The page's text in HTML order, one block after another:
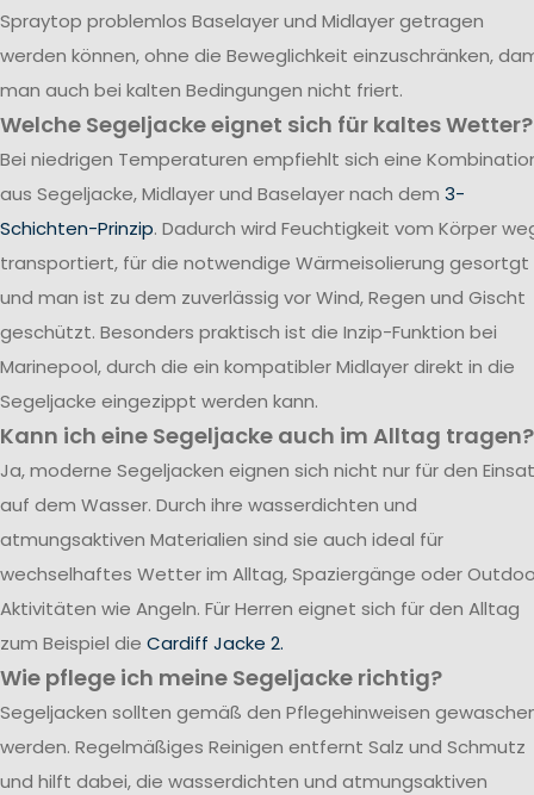
Spraytop problemlos Baselayer und Midlayer getragen
werden können, ohne die Beweglichkeit einzuschränken,
man auch bei kalten Bedingungen nicht friert.
Welche Segeljacke eignet sich für kaltes Wetter?
Bei niedrigen Temperaturen empfiehlt sich eine
aus Segeljacke, Midlayer und Baselayer nach dem 3-
Schichten-Prinzip. Dadurch wird Feuchtigkeit vom Körper
transportiert, für die notwendige Wärmeisolierung gesortgt
und man ist zu dem zuverlässig vor Wind, Regen und Gischt
geschützt. Besonders praktisch ist die Inzip-Funktion bei
Marinepool, durch die ein kompatibler Midlayer direkt in die
Segeljacke eingezippt werden kann.
Kann ich eine Segeljacke auch im Alltag tragen?
Ja, moderne Segeljacken eignen sich nicht nur für den
auf dem Wasser. Durch ihre wasserdichten und
atmungsaktiven Materialien sind sie auch ideal für
wechselhaftes Wetter im Alltag, Spaziergänge oder
Aktivitäten wie Angeln. Für Herren eignet sich für den Alltag
zum Beispiel die Cardiff Jacke 2.
Wie pflege ich meine Segeljacke richtig?
Segeljacken sollten gemäß den Pflegehinweisen
werden. Regelmäßiges Reinigen entfernt Salz und Schmutz
und hilft dabei, die wasserdichten und atmungsaktiven